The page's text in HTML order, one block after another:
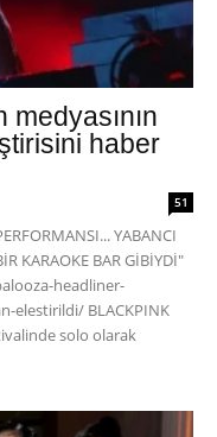
haber
51
YABANCI
KARAOKE BAR GİBİYDİ"
headliner-
elestirildi/ BLACKPINK
solo olarak